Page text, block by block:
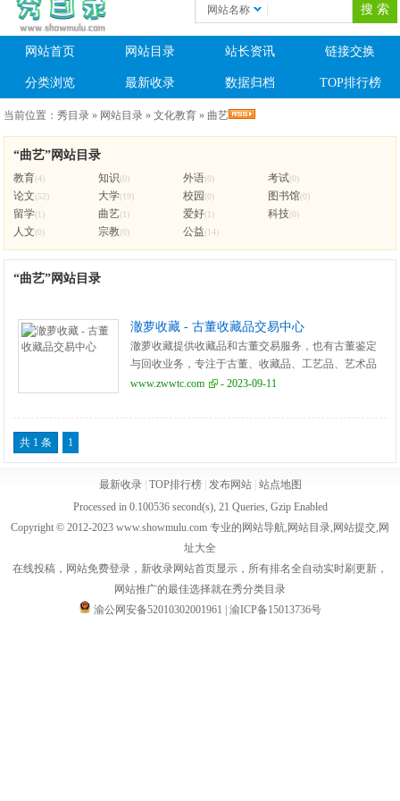
网站名称
网站首页 网站目录 站长资讯 链接交换
分类浏览 最新收录 数据归档 TOP排行榜
当前位置：秀目录 » 网站目录 »文化教育 » 曲艺
“曲艺”网站目录
教育(4) 知识(0) 外语(0) 考试(0)
论文(52) 大学(19) 校园(0) 图书馆(0)
留学(1) 曲艺(1) 爱好(1) 科技(0)
人文(0) 宗教(0) 公益(14)
“曲艺”网站目录
澈萝收藏 - 古董收藏品交易中心
澈萝收藏提供收藏品和古董交易服务，也有古董鉴定
与回收业务，专注于古董、收藏品、工艺品、艺术品
等相关业务，知识分享！
www.zwwtc.com - 2023-09-11
共 1 条 1
最新收录| TOP排行榜| 发布网站| 站点地图
Processed in 0.100536 second(s), 21 Queries, Gzip Enabled
Copyright © 2012-2023 www.showmulu.com 专业的网站导航,网站目录,网站提交,网
址大全
在线投稿，网站免费登录，新收录网站首页显示，所有排名全自动实时刷更新，
网站推广的最佳选择就在秀分类目录
渝公网安备52010302001961
渝ICP备15013736号